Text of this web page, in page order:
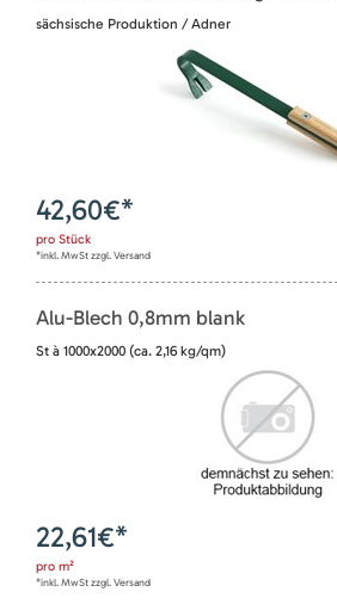
sächsische Produktion / Adner
42,60€*
pro Stück
*inkl. MwSt zzgl. Versand
Alu-Blech 0,8mm blank
St à 1000x2000 (ca. 2,16 kg/qm)
22,61€*
pro m²
*inkl. MwSt zzgl. Versand